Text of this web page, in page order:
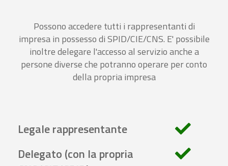
Possono accedere tutti i rappresentanti di
impresa in possesso di SPID/CIE/CNS. E' possibile
inoltre delegare l'accesso al servizio anche a
persone diverse che potranno operare per conto
della propria impresa
Legale rappresentante
Delegato (con la propria